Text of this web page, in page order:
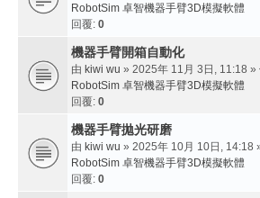
RobotSim 卓智機器手臂3D模擬軟體
回覆: 0
機器手臂開箱自動化
由 kiwi wu » 2025年 11月 3日, 11:18 »
RobotSim 卓智機器手臂3D模擬軟體
回覆: 0
機器手臂拋光研磨
由 kiwi wu » 2025年 10月 10日, 14:18
RobotSim 卓智機器手臂3D模擬軟體
回覆: 0